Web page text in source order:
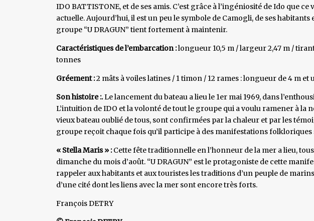
IDO BATTISTONE, et de ses amis. C’est grâce à l’ingéniosité de Ido que
actuelle. Aujourd’hui, il est un peu le symbole de Camogli, de ses
groupe “U DRAGUN” tient fortement à maintenir.
Caractéristiques de l’embarcation :longueur 10,5 m / largeur 2,47 m / tirant
tonnes
Gréement :2 mâts à voiles latines / 1 timon / 12 rames : longueur de 4 m et
Son histoire :.Le lancement du bateau a lieu le 1er mai 1969, dans
L’intuition de IDO et la volonté de tout le groupe qui a voulu ramener à la
vieux bateau oublié de tous, sont confirmées par la chaleur et par les
groupe reçoit chaque fois qu’il participe à des manifestations
« Stella Maris » :Cette fête traditionnelle en l’honneur de la mer a lieu,
dimanche du mois d’août. “U DRAGUN” est le protagoniste de cette
rappeler aux habitants et aux touristes les traditions d’un peuple de
d’une cité dont les liens avec la mer sont encore très forts.
François DETRY